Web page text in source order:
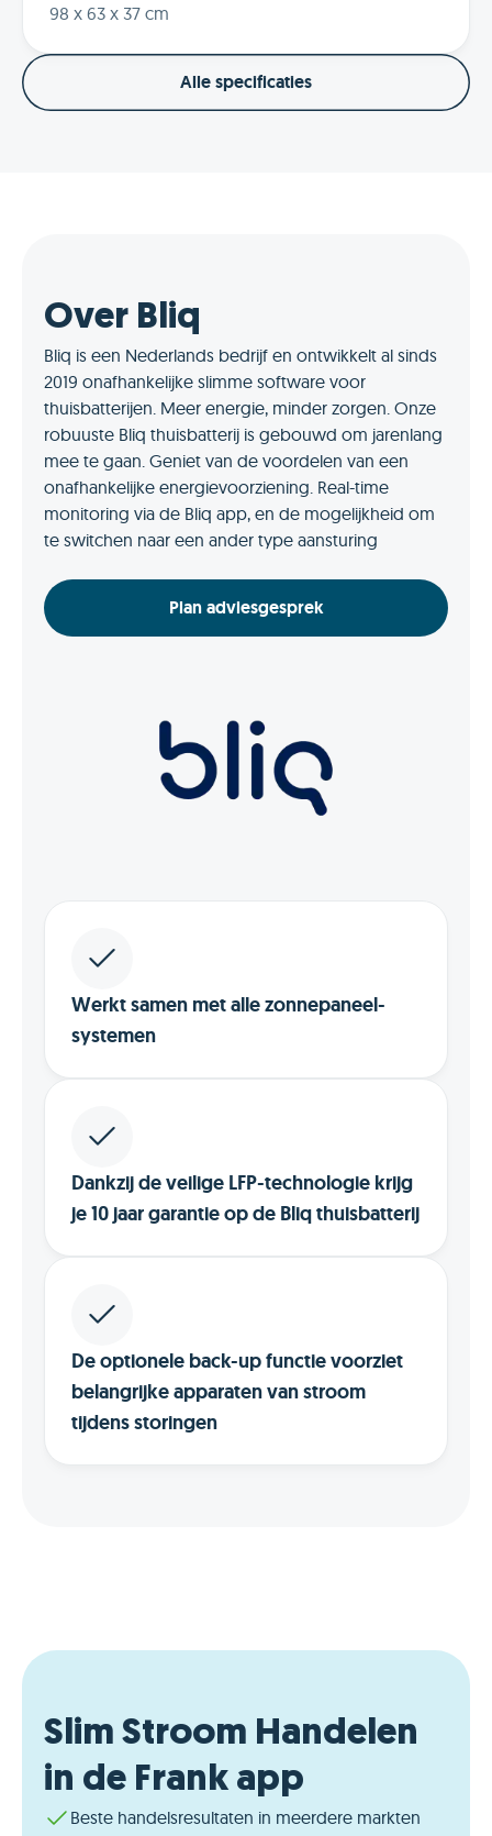
98 x 63 x 37 cm
Alle specificaties
Over Bliq
Bliq is een Nederlands bedrijf en ontwikkelt al sinds
2019 onafhankelijke slimme software voor
thuisbatterijen. Meer energie, minder zorgen. Onze
robuuste Bliq thuisbatterij is gebouwd om jarenlang
mee te gaan. Geniet van de voordelen van een
onafhankelijke energievoorziening. Real-time
monitoring via de Bliq app, en de mogelijkheid om
te switchen naar een ander type aansturing
Plan adviesgesprek
Werkt samen met alle zonnepaneel-
systemen
Dankzij de veilige LFP-technologie krijg
je 10 jaar garantie op de Bliq thuisbatterij
De optionele back-up functie voorziet
belangrijke apparaten van stroom
tijdens storingen
Slim Stroom Handelen
in de Frank app
Beste handelsresultaten in meerdere markten